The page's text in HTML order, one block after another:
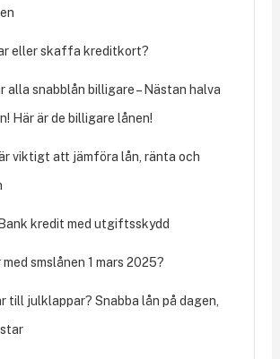
eller skaffa kreditkort?
alla snabblån billigare – Nästan halva
Här är de billigare lånen!
viktigt att jämföra lån, ränta och
kredit med utgiftsskydd
med smslånen 1 mars 2025?
till julklappar? Snabba lån på dagen,